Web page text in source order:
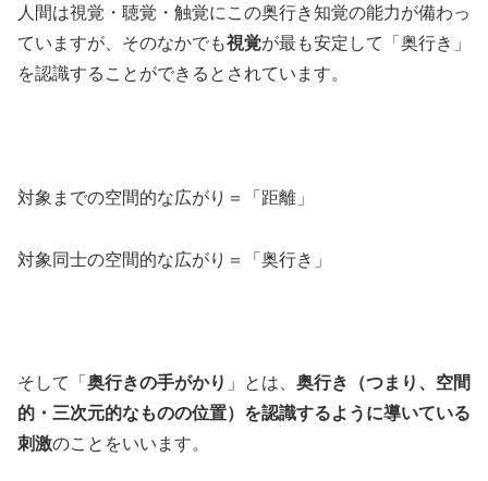
人間は視覚・聴覚・触覚にこの奥行き知覚の能力が備わっ
ていますが、そのなかでも視覚が最も安定して「奥行き」
を認識することができるとされています。
対象までの空間的な広がり＝「距離」
対象同士の空間的な広がり＝「奥行き」
そして「 奥行きの手がかり 」とは、 奥行き（つまり、空間
的・三次元的なものの位置）を認識するように導いている
刺激のことをいいます。